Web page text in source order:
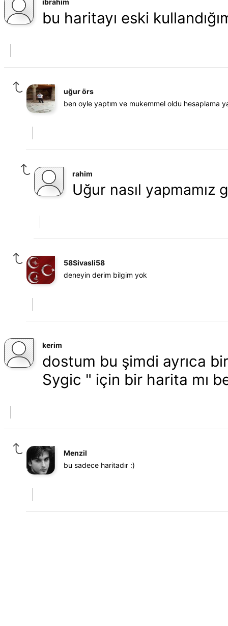
ibrahim
bu haritayı eski
uğur örs
ben oyle yaptım ve mukemmel oldu hesaplama
rahim
Uğur nasıl yapmamız
58Sivasli58
deneyin derim bilgim yok
kerim
dostum bu şimdi ayrıca
Sygic " için bir harita mı
Menzil
bu sadece haritadır :)